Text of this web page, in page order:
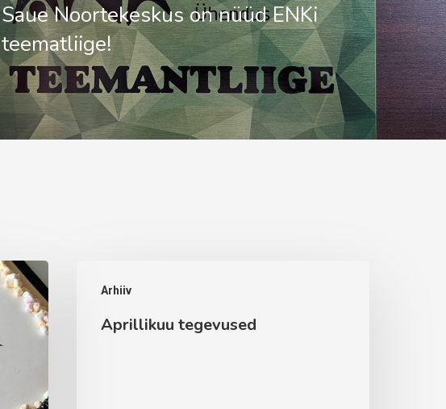
Saue Noortekeskus on nüüd ENKi
teematliige!
Arhiiv
tegevused
Aprillikuu tegevused